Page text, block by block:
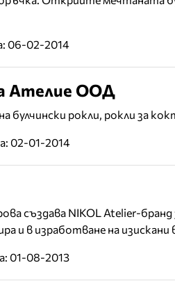
06-02-2014
Ателие ООД
булчински рокли, рокли за
02-01-2014
създава NIKOL Atelier-бранд
и в изработване на изискани
01-08-2013